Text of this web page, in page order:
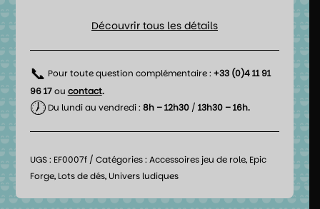
Découvrir tous les détails
📞 Pour toute question complémentaire : +33 (0)4 11 91
96 17ou contact.
🕖Du lundi au vendredi : 8h – 12h30/ 13h30 – 16h.
UGS : EF0007f Catégories : Accessoires jeu de role, Epic
Forge, Lots de dés, Univers ludiques